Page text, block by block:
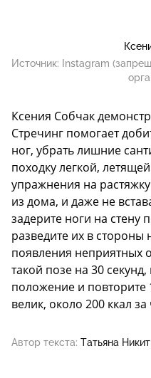
Источник: Instagram
Ксения Собчак
Стречинг помогает
ног, убрать лишние
походку легкой,
упражнения на
из дома, и даже не
задерите ноги на стену
разведите их в
появления неприятных
такой позе на 30
положение и повторите
велик, около 200 ккал за
Автор текста: Татьяна